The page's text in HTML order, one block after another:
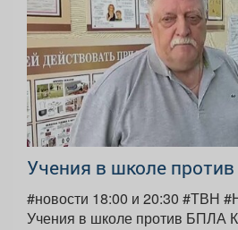
Учения в школе
#новости 18:00 и 20:30 #ТВН